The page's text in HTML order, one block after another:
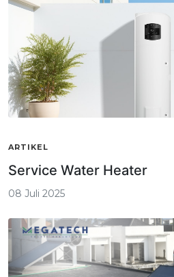
ARTIKEL
Service Water Heater
08 Juli 2025